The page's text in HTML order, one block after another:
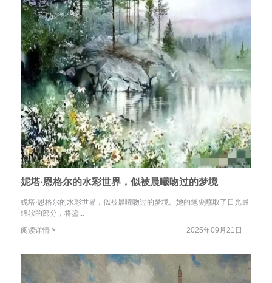
妮塔·恩格尔的水彩世界，似被晨曦吻过的梦境
妮塔·恩格尔的水彩世界，似被晨曦吻过的梦境。她的笔尖蘸取了日光最
绵软的部分，将鎏...
阅读详情 >
2025年09月21日